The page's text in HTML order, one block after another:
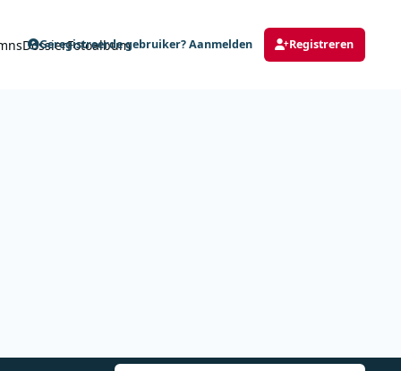
DossierFotoalbum
Geregistreerde gebruiker? Aanmelden Registreren